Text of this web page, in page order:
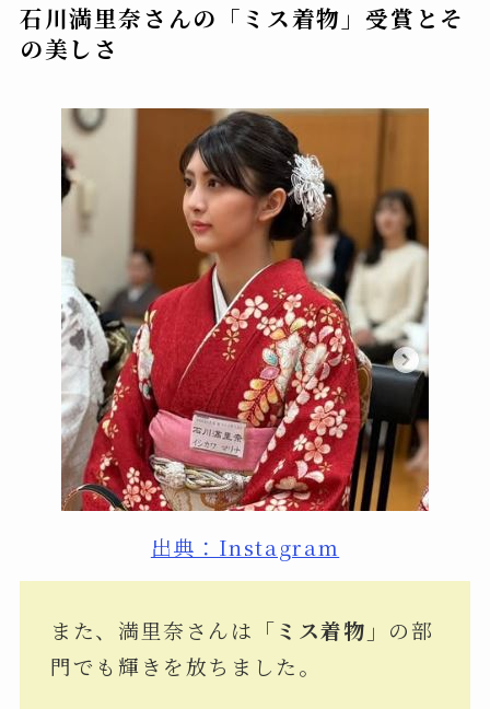
石川満里奈さんの「ミス着物」受賞とそ
の美しさ
出典：Instagram
また、満里奈さんは 「ミス着物」 の部
門でも輝きを放ちました。